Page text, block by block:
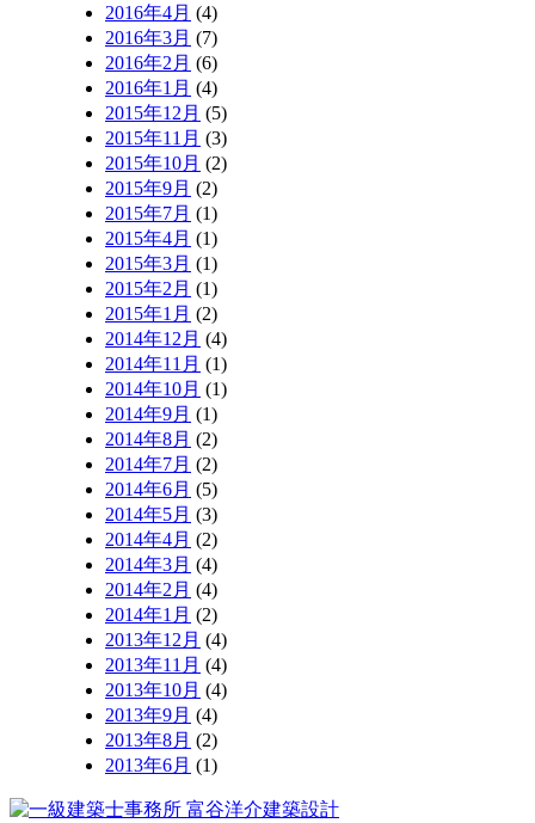
2016年4月 (4)
2016年3月 (7)
2016年2月 (6)
2016年1月 (4)
2015年12月 (5)
2015年11月 (3)
2015年10月 (2)
2015年9月 (2)
2015年7月 (1)
2015年4月 (1)
2015年3月 (1)
2015年2月 (1)
2015年1月 (2)
2014年12月 (4)
2014年11月 (1)
2014年10月 (1)
2014年9月 (1)
2014年8月 (2)
2014年7月 (2)
2014年6月 (5)
2014年5月 (3)
2014年4月 (2)
2014年3月 (4)
2014年2月 (4)
2014年1月 (2)
2013年12月 (4)
2013年11月 (4)
2013年10月 (4)
2013年9月 (4)
2013年8月 (2)
2013年6月 (1)